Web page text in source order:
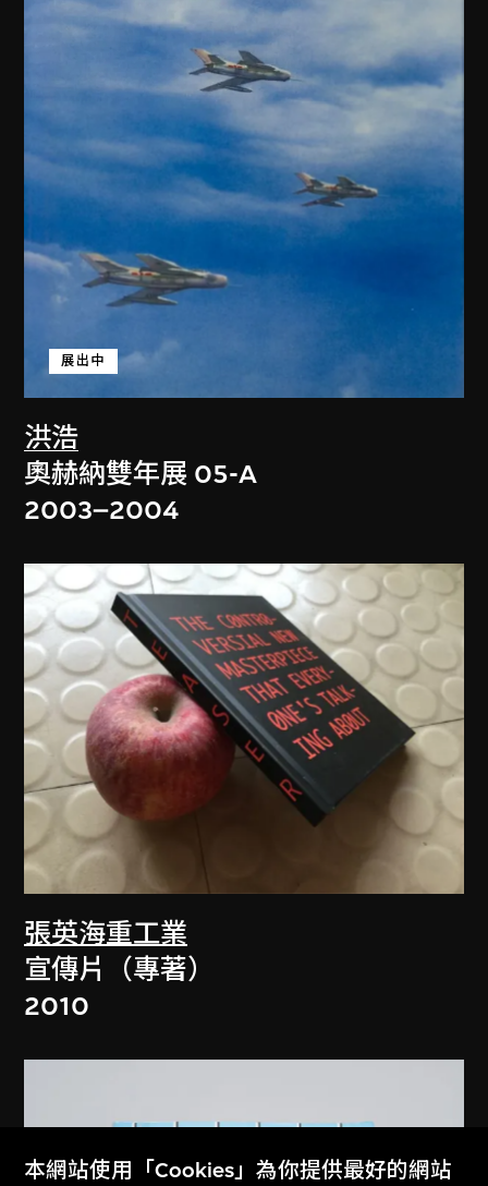
洪浩
展出中
奧赫納雙年展 05-A
2003–2004
張英海重工業
宣傳片（專著）
2010
本網站使用「Cookies」為你提供最好的網站